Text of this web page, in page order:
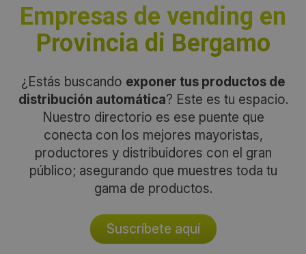
Empresas de vending en
Provincia di Bergamo
¿Estás buscando exponer tus productos de
distribución automática? Este es tu espacio.
Nuestro directorio es ese puente que
conecta con los mejores mayoristas,
productores y distribuidores con el gran
público; asegurando que muestres toda tu
gama de productos.
Suscríbete aquí